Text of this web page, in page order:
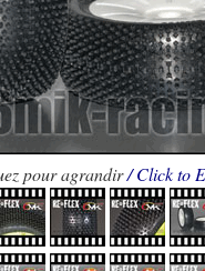
pour agrandir/ Click to